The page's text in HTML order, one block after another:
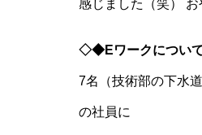
感じました（笑） お
◇◆Eワークについて
7名（技術部の下水
の社員に